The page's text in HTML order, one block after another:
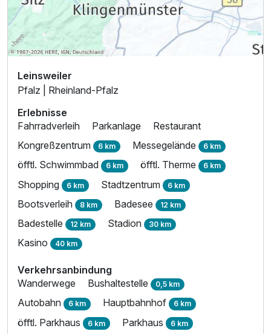
Leinsweiler
Pfalz | Rheinland-Pfalz
Erlebnisse
Fahrradverleih
Parkanlage
Restaurant
Kongreßzentrum 6 km Messegelände 6 km
öfftl. Schwimmbad 6 km öfftl. Therme 6 km
Shopping 6 km Stadtzentrum 6 km
Bootsverleih 8 km Badesee 12 km
Badestelle 12 km Stadion 30 km
Kasino 40 km
Verkehrsanbindung
Wanderwege
Bushaltestelle 0,5 km
Autobahn 6 km Hauptbahnhof 6 km
öfftl. Parkhaus 6 km Parkhaus 6 km